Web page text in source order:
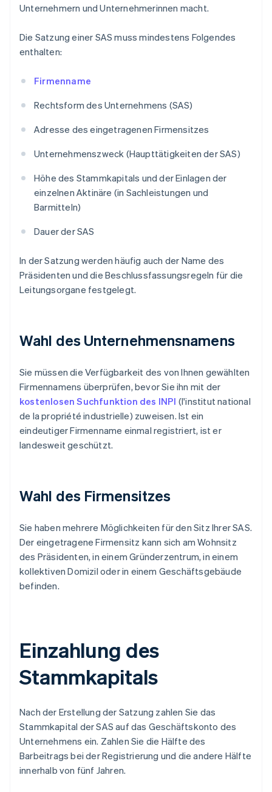
Unternehmern und Unternehmerinnen macht.
Die Satzung einer SAS muss mindestens Folgendes
enthalten:
Firmenname
Rechtsform des Unternehmens (SAS)
Adresse des eingetragenen Firmensitzes
Unternehmenszweck (Haupttätigkeiten der SAS)
Höhe des Stammkapitals und der Einlagen der
einzelnen Aktinäre (in Sachleistungen und
Barmitteln)
Dauer der SAS
In der Satzung werden häufig auch der Name des
Präsidenten und die Beschlussfassungsregeln für die
Leitungsorgane festgelegt.
Wahl des Unternehmensnamens
Sie müssen die Verfügbarkeit des von Ihnen gewählten
Firmennamens überprüfen, bevor Sie ihn mit der
kostenlosen Suchfunktion des INPI (l'institut national
de la propriété industrielle) zuweisen. Ist ein
eindeutiger Firmenname einmal registriert, ist er
landesweit geschützt.
Wahl des Firmensitzes
Sie haben mehrere Möglichkeiten für den Sitz Ihrer SAS.
Der eingetragene Firmensitz kann sich am Wohnsitz
des Präsidenten, in einem Gründerzentrum, in einem
kollektiven Domizil oder in einem Geschäftsgebäude
befinden.
Einzahlung des
Stammkapitals
Nach der Erstellung der Satzung zahlen Sie das
Stammkapital der SAS auf das Geschäftskonto des
Unternehmens ein. Zahlen Sie die Hälfte des
Barbeitrags bei der Registrierung und die andere Hälfte
innerhalb von fünf Jahren.